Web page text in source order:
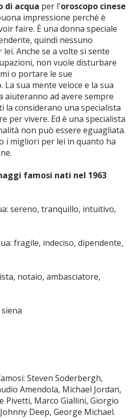
di acqua per l'oroscopo cinese
impressione perché è
faire. È una donna speciale
quindi nessuno
Anche se a volte si sente
non vuole disturbare
o portare le sue
sua mente veloce e la sua
aiuteranno ad avere sempre
la considerano una specialista
per vivere. Ed è una specialista
non può essere eguagliata.
i migliori per lei in quanto ha
famosi nati nel 1963
sereno, tranquillo, intuitivo,
fragile, indeciso, dipendente,
notaio, ambasciatore,
Steven Soderbergh,
Amendola, Michael Jordan,
Pivetti, Marco Giallini, Giorgio
Deep, George Michael.